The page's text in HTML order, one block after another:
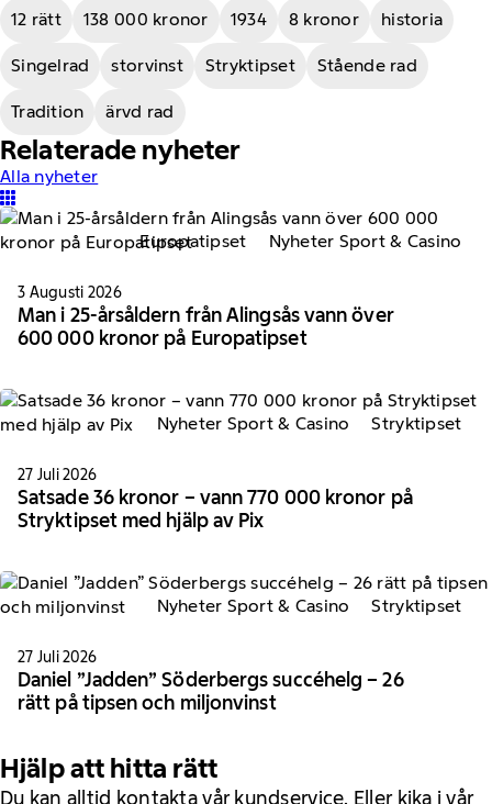
12 rätt 138 000 kronor 1934 8 kronor historia
Singelrad storvinst Stryktipset Stående rad
Tradition ärvd rad
Relaterade nyheter
Alla nyheter
Europatipset Nyheter Sport & Casino
3 Augusti 2026
Man i 25-årsåldern från Alingsås vann över
600 000 kronor på Europatipset
Nyheter Sport & Casino Stryktipset
27 Juli 2026
Satsade 36 kronor – vann 770 000 kronor på
Stryktipset med hjälp av Pix
Nyheter Sport & Casino Stryktipset
27 Juli 2026
Daniel ”Jadden” Söderbergs succéhelg – 26
rätt på tipsen och miljonvinst
Hjälp att hitta rätt
Du kan alltid kontakta vår kundservice. Eller kika i vår